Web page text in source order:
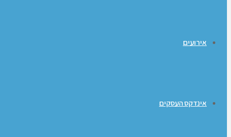
אירועים
אינדקס העסקים